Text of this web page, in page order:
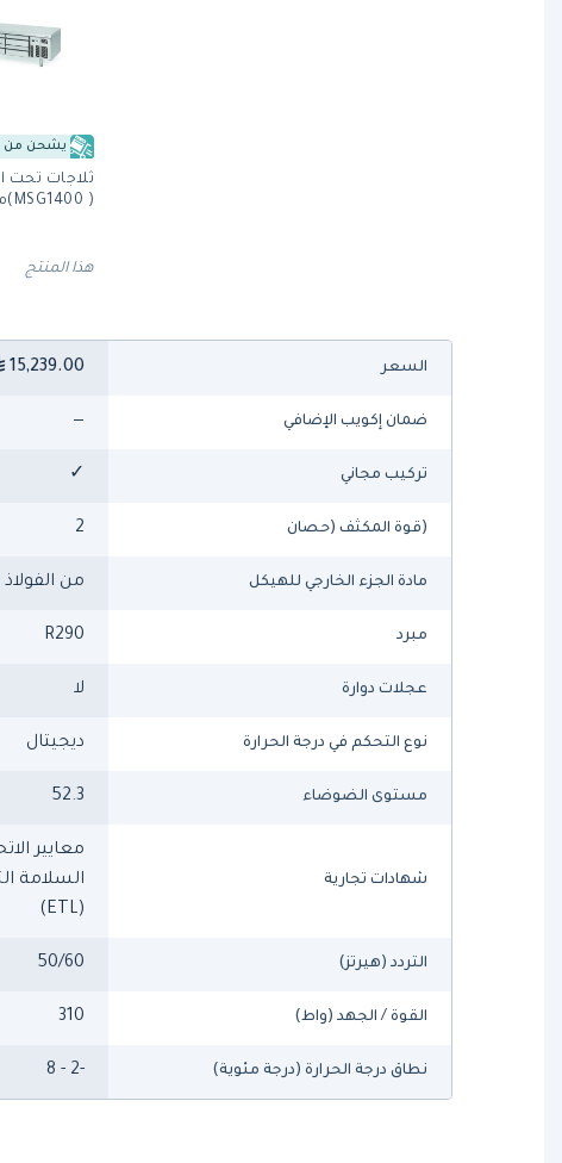
يشحن من
( MSG1400)من إنفريكو
هذا المنتج
السعر 15,239.00
ضمان إكويب الإضافي —
تركيب مجاني ✓
(قوة المكثف (حصان 2
مادة الجزء الخارجي للهيكل من
مبرد R290
عجلات دوارة لا
نوع التحكم في درجة الحرارة ديجيتال
مستوى الضوضاء 52.3
شهادات تجارية
السلامة
(ETL)
التردد (هيرتز) 50/60
القوة / الجهد (واط) 310
نطاق درجة الحرارة (درجة مئوية) -2 - 8